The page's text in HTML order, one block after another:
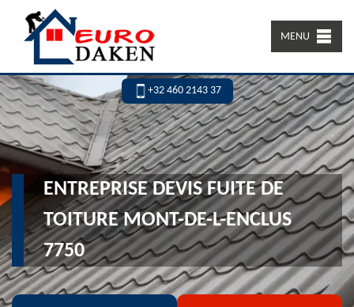
MENU
+32 460 2143 37
ENTREPRISE DEVIS FUITE DE
TOITURE MONT-DE-L-ENCLUS
7750